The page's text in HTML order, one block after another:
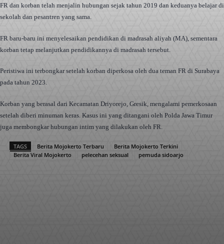
FR dan korban telah menjalin hubungan sejak tahun 2019 dan keduanya belajar di
sekolah dan pesantren yang sama.
FR baru-baru ini menyelesaikan pendidikan di madrasah aliyah (MA), sementara
korban tetap melanjutkan pendidikannya di madrasah tersebut.
Peristiwa ini terbongkar setelah korban diperkosa oleh dua teman FR di Surabaya
pada tahun 2023.
Korban yang berasal dari Kecamatan Driyorejo, Gresik, mengalami pemerkosaan
setelah diberi minuman keras. Kasus ini yang ditangani oleh Polda Jawa Timur
juga membongkar hubungan intim yang dilakukan oleh FR.
TAGS Berita Mojokerto Terbaru
Berita Mojokerto Terkini
Berita Viral Mojokerto
pelecehan seksual pemuda sidoarjo